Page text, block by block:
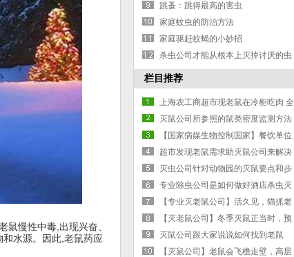
鼠慢性中毒,出现兴奋、
水源。因此,老鼠药应
少？
跳蚤：跳得最高的害虫
家庭蚊虫的防治方法
家庭驱赶蚊蝇的小妙招
杀虫公司才能从根本上灭掉讨厌的虫
子
栏目推荐
上海农工商超市现老鼠在冷柜吃肉 全
部肉品下架销毁
灭鼠公司所参照的鼠类密度监测方法
【国家病媒生物控制国家】餐饮单位
防鼠防鼠全攻略！——防蝇设施篇
超市发现老鼠需求助灭鼠公司来解决
灭虫公司针对动物园的灭鼠要点和步
骤
专业除虫公司是如何做好酒店杀虫灭
鼠工作的
【专业灭老鼠公司】活久见，猫抓老
鼠却被吓得节节败退！
【灭老鼠公司】冬季灭鼠正当时，预
防疾病保健康
灭鼠公司跟大家说说如何找到老鼠
【灭鼠公司】老鼠会飞檐走壁，高层